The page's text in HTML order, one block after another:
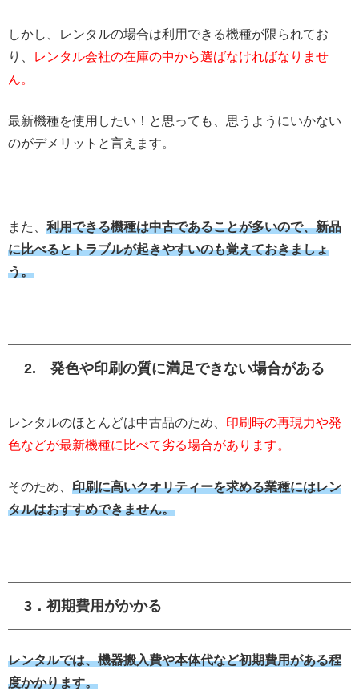
しかし、レンタルの場合は利用できる機種が限られてお
り、
レンタル会社の在庫の中から選ばなければなりませ
ん。
最新機種を使用したい！と思っても、思うようにいかない
のがデメリットと言えます。
また、 利用できる機種は中古であることが多いので、新品
に比べるとトラブルが起きやすいのも覚えておきましょ
う。
2. 発色や印刷の質に満足できない場合がある
レンタルのほとんどは中古品のため、 印刷時の再現力や発
色などが最新機種に比べて劣る場合があります。
そのため、 印刷に高いクオリティーを求める業種にはレン
タルはおすすめできません。
3．初期費用がかかる
レンタルでは、機器搬入費や本体代など初期費用がある程
度かかります。